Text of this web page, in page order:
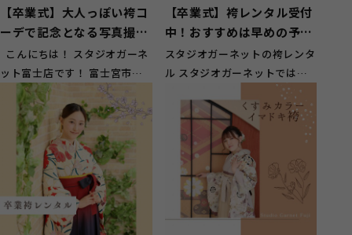
【卒業式】大人っぽい袴コ
ーデで記念となる写真撮
影！【富士宮市】
こんにちは！ スタジオガーネ
ット富士店です！ 富士宮市に
お住いのお客様にもご来店頂い
て...
【卒業式】袴レンタル受付
中！おすすめは早めの予約
【富士】
スタジオガーネットの袴レンタ
ル スタジオガーネットでは卒
業式の袴がレンタル出来ます！
今どきデザ...